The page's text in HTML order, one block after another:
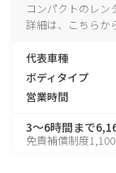
コンパクトのレン
詳細は、こちらか
代表車種
ボディタイプ
営業時間
3～6時間まで
免責補償制度